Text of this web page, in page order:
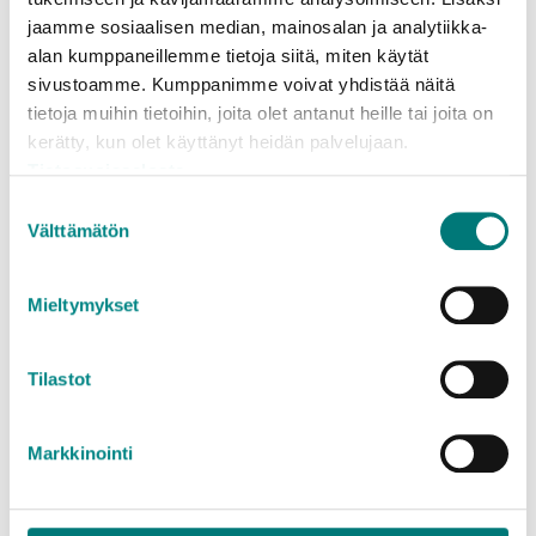
jaamme sosiaalisen median, mainosalan ja analytiikka-
alan kumppaneillemme tietoja siitä, miten käytät
sivustoamme. Kumppanimme voivat yhdistää näitä
tietoja muihin tietoihin, joita olet antanut heille tai joita on
kerätty, kun olet käyttänyt heidän palvelujaan.
valinta
Välttämätön
Mieltymykset
Tilastot
Markkinointi
pe­rit
Lue lisää
Kuuluu jätelajiin:
Tietosuojapaperi
Sanoma-​ ja ai­ka­kaus­